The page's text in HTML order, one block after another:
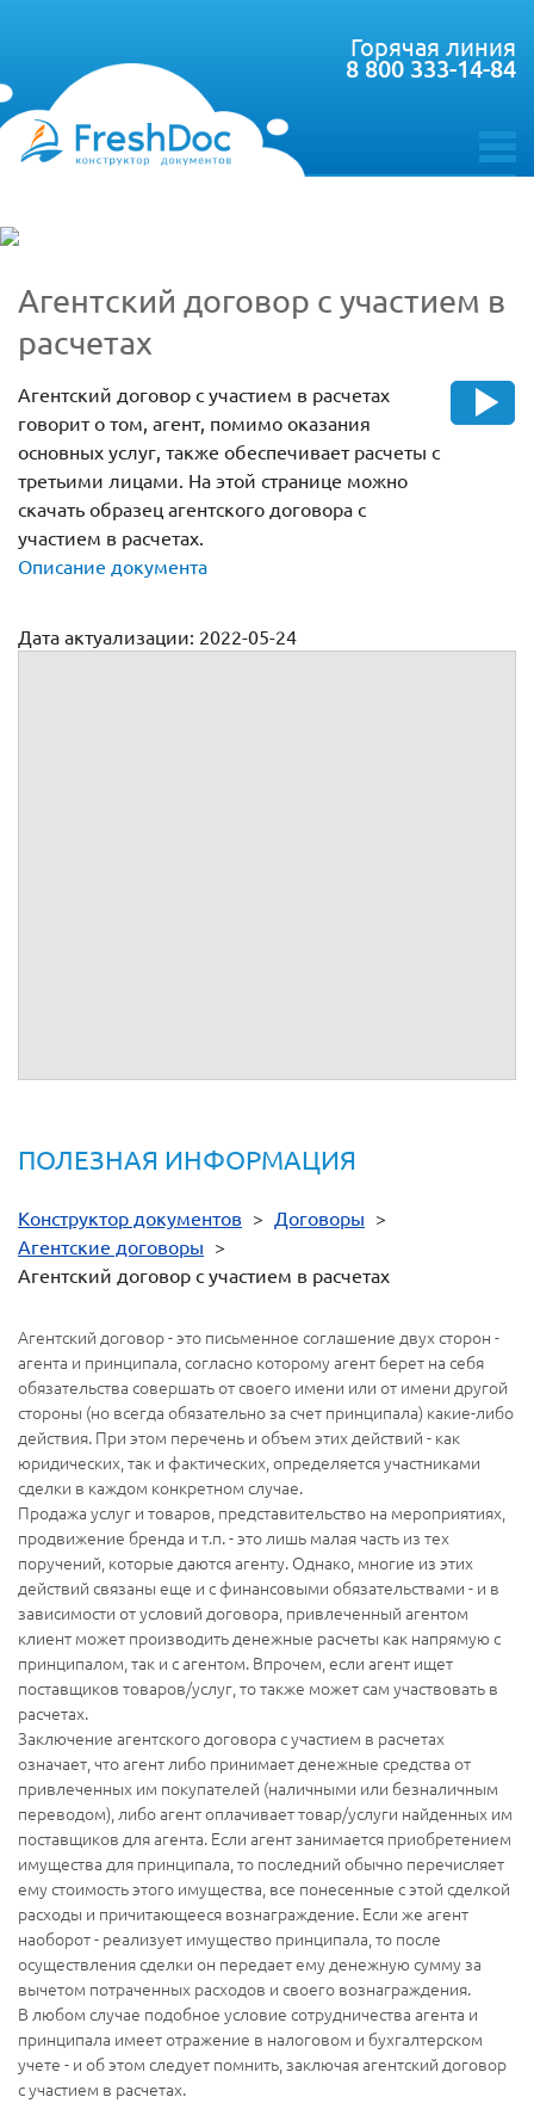
toggle
Горячая линия
8 800 333-14-84
Агентский договор с участием в
расчетах
Агентский договор с участием в расчетах
говорит о том, агент, помимо оказания
основных услуг, также обеспечивает расчеты с
третьими лицами. На этой странице можно
скачать образец агентского договора с
участием в расчетах.
Описание документа
Дата актуализации: 2022-05-24
ПОЛЕЗНАЯ ИНФОРМАЦИЯ
Конструктор документов > Договоры >
Агентские договоры >
Агентский договор с участием в расчетах
Агентский договор - это письменное соглашение двух сторон -
агента и принципала, согласно которому агент берет на себя
обязательства совершать от своего имени или от имени другой
стороны (но всегда обязательно за счет принципала) какие-либо
действия. При этом перечень и объем этих действий - как
юридических, так и фактических, определяется участниками
сделки в каждом конкретном случае.
Продажа услуг и товаров, представительство на мероприятиях,
продвижение бренда и т.п. - это лишь малая часть из тех
поручений, которые даются агенту. Однако, многие из этих
действий связаны еще и с финансовыми обязательствами - и в
зависимости от условий договора, привлеченный агентом
клиент может производить денежные расчеты как напрямую с
принципалом, так и с агентом. Впрочем, если агент ищет
поставщиков товаров/услуг, то также может сам участвовать в
расчетах.
Заключение агентского договора с участием в расчетах
означает, что агент либо принимает денежные средства от
привлеченных им покупателей (наличными или безналичным
переводом), либо агент оплачивает товар/услуги найденных им
поставщиков для агента. Если агент занимается приобретением
имущества для принципала, то последний обычно перечисляет
ему стоимость этого имущества, все понесенные с этой сделкой
расходы и причитающееся вознаграждение. Если же агент
наоборот - реализует имущество принципала, то после
осуществления сделки он передает ему денежную сумму за
вычетом потраченных расходов и своего вознаграждения.
В любом случае подобное условие сотрудничества агента и
принципала имеет отражение в налоговом и бухгалтерском
учете - и об этом следует помнить, заключая агентский договор
с участием в расчетах.